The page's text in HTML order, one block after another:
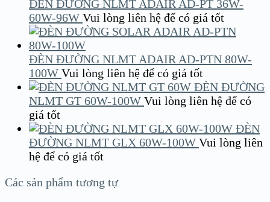
ĐÈN ĐƯỜNG NLMT ADAIR AD-PT 36W-
60W-96W Vui lòng liên hệ để có giá tốt
ĐÈN ĐƯỜNG NLMT ADAIR AD-PTN 80W-
100W Vui lòng liên hệ để có giá tốt
ĐÈN ĐƯỜNG
NLMT GT 60W-100W Vui lòng liên hệ để có
giá tốt
ĐÈN
ĐƯỜNG NLMT GLX 60W-100W Vui lòng liên
hệ để có giá tốt
Các sản phẩm tương tự